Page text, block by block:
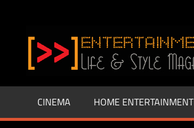
springenBase.de
CINEMA HOME ENTERTAINMENT